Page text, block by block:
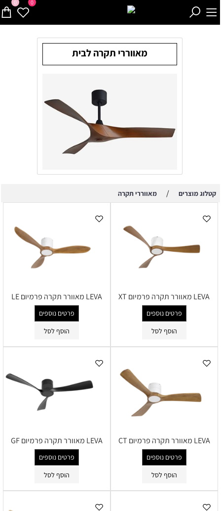
0 0
מאווררי תקרה לבית
קטלוג מוצרים / מאווררי תקרה
LEVA מאוורר תקרה פרמיום XT
פרטים נוספים
הוסף לסל
LEVA מאוורר תקרה פרמיום LE
פרטים נוספים
הוסף לסל
LEVA מאוורר תקרה פרמיום CT
פרטים נוספים
הוסף לסל
LEVA מאוורר תקרה פרמיום GF
פרטים נוספים
הוסף לסל